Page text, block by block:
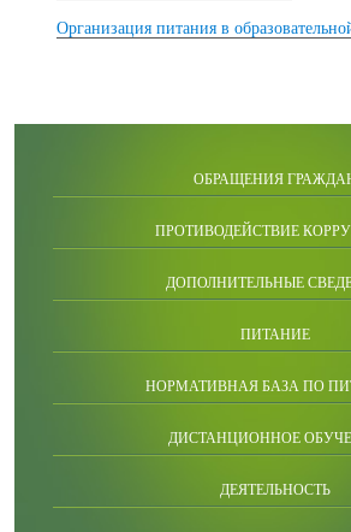
Организация питания в
ОБРАЩЕНИЯ
ПРОТИВОДЕЙСТВИЕ
ДОПОЛНИТЕЛЬНЫЕ
ПИТАНИЕ
НОРМАТИВНАЯ БАЗА ПО
ДИСТАНЦИОННОЕ
ДЕЯТЕЛЬНОСТЬ